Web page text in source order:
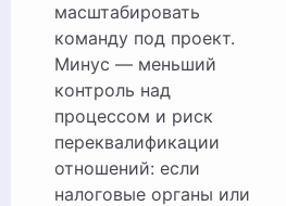
масштабировать
команду под проект.
Минус — меньший
контроль над
процессом и риск
переквалификации
отношений: если
налоговые органы или